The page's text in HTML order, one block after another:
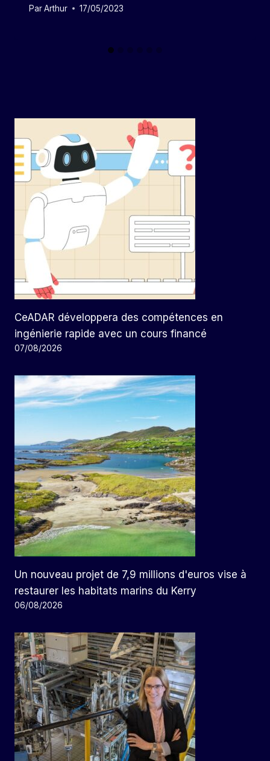
ParArthur 17/05/2023
CeADAR développera des compétences en
ingénierie rapide avec un cours financé
07/08/2026
Un nouveau projet de 7,9 millions d'euros vise à
restaurer les habitats marins du Kerry
06/08/2026